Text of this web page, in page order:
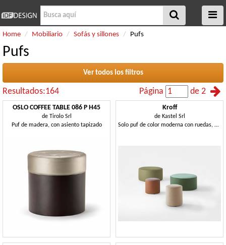
Home Mobiliario Sofás y sillones Pufs
Pufs
Ver todos los filtros
Resultados:164 Página de 2
OSLO COFFEE TABLE 086 P H45
de Tirolo Srl
Puf de madera, con asiento tapizado
Kroff
de Kastel Srl
Solo puf de color moderna con ruedas, para salas de espera